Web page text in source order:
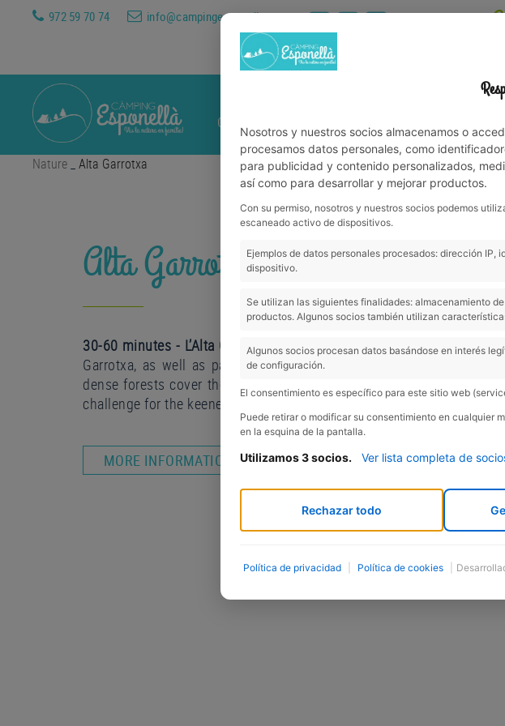
972 59 70 74 info@campingesponella.com
CAMPSITE
Nature Alta Garrotxa
Alta Garrotxa
30-60 minutes - L’Alta Garrotxa:This wilderness area crosses the
Garrotxa, as well as part of the Alt Empordà and Ripollès regions.
dense forests cover the steep hillsides with very little human
challenge for the keenest hikers!
MORE INFORMATION
Nosotros y nuestros socios almacenamos o
procesamos datos personales, como
para publicidad y contenido personalizados,
así como para desarrollar y mejorar productos.
Con su permiso, nosotros y nuestros socios podemos
escaneado activo de dispositivos.
Ejemplos de datos personales procesados: dirección
dispositivo.
Se utilizan las siguientes finalidades: almacenamiento
productos. Algunos socios también utilizan
Algunos socios procesan datos basándose en interés
de configuración.
El consentimiento es específico para este sitio web
Puede retirar o modificar su consentimiento en cualquier
en la esquina de la pantalla.
Utilizamos 3 socios. Ver lista completa de
Rechazar todo
Política de privacidad Política de cookies